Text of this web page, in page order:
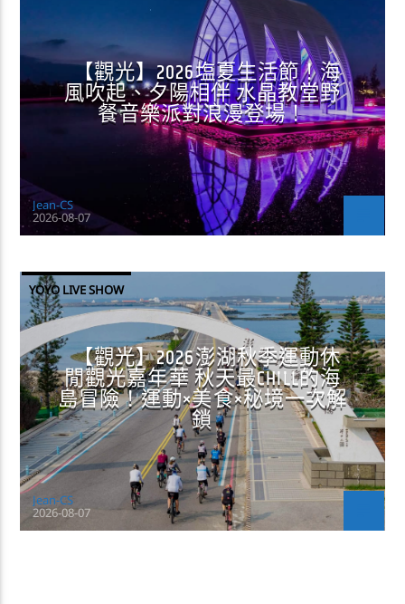
【觀光】2026塩夏生活節！海
風吹起、夕陽相伴 水晶教堂野
餐音樂派對浪漫登場！
Jean-CS
2026-08-07
YOYO LIVE SHOW
【觀光】2026澎湖秋季運動休
閒觀光嘉年華 秋天最CHILL的海
島冒險！運動×美食×秘境一次解
鎖
Jean-CS
2026-08-07